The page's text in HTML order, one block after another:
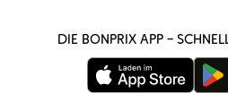
DIE BONPRIX APP –